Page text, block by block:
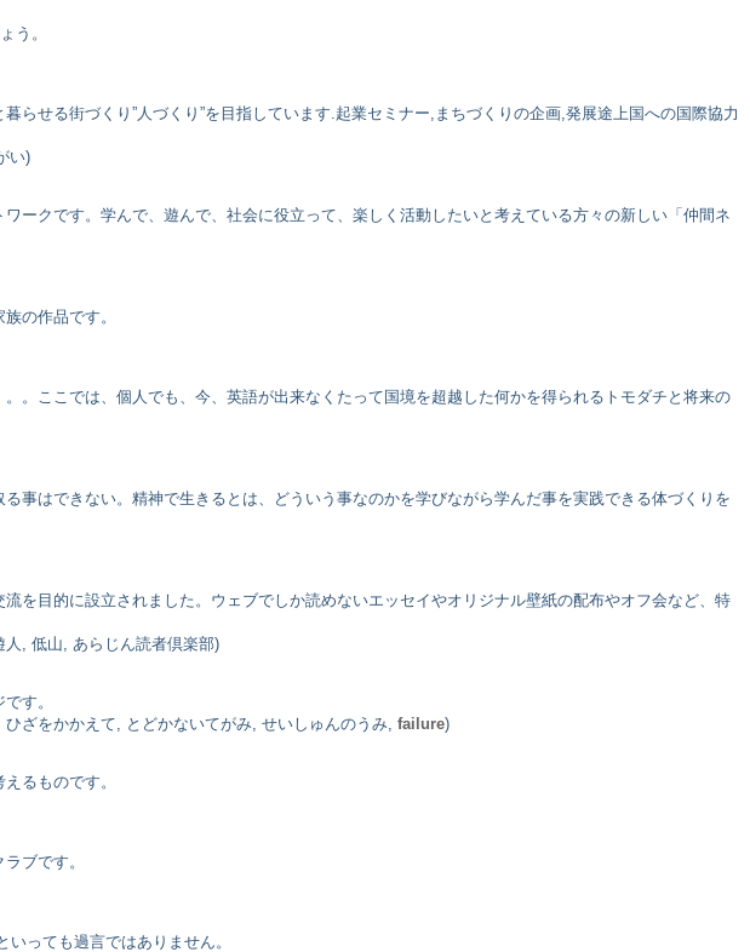
う。
せる街づくり”人づくり”を目指しています.起業セミナー,まちづくりの企画,発展途上国への国際協力
い)
ークです。学んで、遊んで、社会に役立って、楽しく活動したいと考えている方々の新しい「仲間ネ
の作品です。
。ここでは、個人でも、今、英語が出来なくたって国境を超越した何かを得られるトモダチと将来の
事はできない。精神で生きるとは、どういう事なのかを学びながら学んだ事を実践できる体づくりを
を目的に設立されました。ウェブでしか読めないエッセイやオリジナル壁紙の配布やオフ会など、特
人, 低山, あらじん読者倶楽部)
す。
ひざをかかえて, とどかないてがみ, せいしゅんのうみ, failure)
るものです。
ブです。
っても過言ではありません。